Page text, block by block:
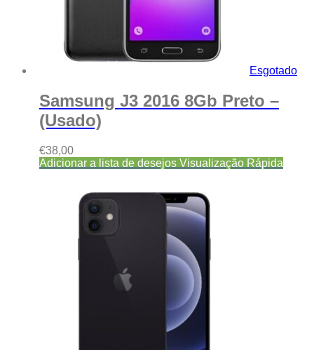
Esgotado
Samsung J3 2016 8Gb Preto –
(Usado)
€38,00
Adicionar a lista de desejos Visualização Rápida